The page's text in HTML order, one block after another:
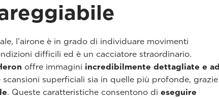
l’airone è in grado di individuare movimenti
difficili ed è un cacciatore straordinario.
offre immagini incredibilmente dettagliate e ad
scansioni superficiali sia in quelle più profonde, grazie
. Queste caratteristiche consentono di eseguire